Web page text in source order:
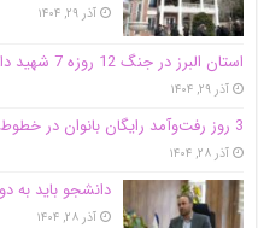
آذر ۲۹, ۱۴۰۴
استان البرز در جنگ 12 روزه 7 شهید دانشجو تقدیم انقلاب کرد
آذر ۲۹, ۱۴۰۴
3 روز رفت‌وآمد رایگان بانوان در خطوط اتوبوسرانی شهری کرج
آذر ۲۸, ۱۴۰۴
دانشجو باید به
آذر ۲۸, ۱۴۰۴